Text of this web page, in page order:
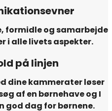
formidle og samarbejde
i alle livets aspekter.
på linjen
dine kammerater løser
af en børnehave og I
god dag for børnene.